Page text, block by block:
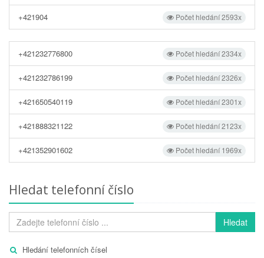
Počet hledání 2593x
+421904
Počet hledání 2334x
+421232776800
Počet hledání 2326x
+421232786199
Počet hledání 2301x
+421650540119
Počet hledání 2123x
+421888321122
Počet hledání 1969x
+421352901602
Hledat telefonní číslo
Hledat
Hledání telefonních čísel